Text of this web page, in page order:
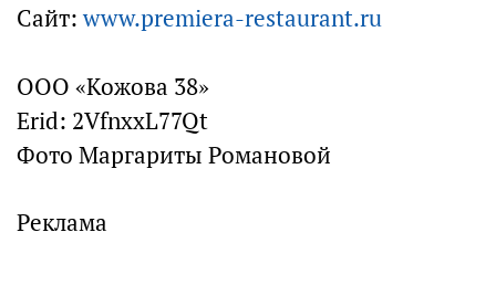
Сайт:www.premiera-restaurant.ru
ООО «Кожова 38»
Erid: 2VfnxxL77Qt
Фото Маргариты Романовой
Реклама